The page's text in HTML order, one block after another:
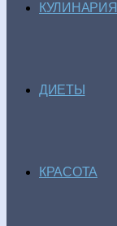
КУЛИНАРИЯ
ДИЕТЫ
КРАСОТА